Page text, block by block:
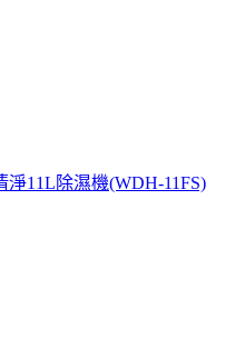
11L除濕機(WDH-11FS)